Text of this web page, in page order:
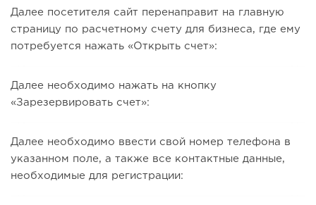
Далее посетителя сайт перенаправит на главную
страницу по расчетному счету для бизнеса, где ему
потребуется нажать «Открыть счет»:
Далее необходимо нажать на кнопку
«Зарезервировать счет»:
Далее необходимо ввести свой номер телефона в
указанном поле, а также все контактные данные,
необходимые для регистрации: